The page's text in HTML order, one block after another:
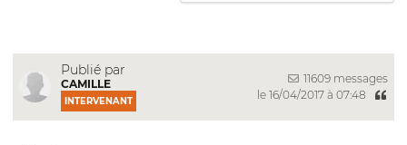
Publié par
CAMILLE
INTERVENANT
11609 messages
le 16/04/2017 à 07:48